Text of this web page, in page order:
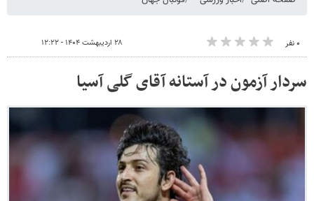
۰ نفر ۲۸ اردیبهشت ۱۴۰۴ - ۱۲:۲۲
سردار آزمون در آستانه آقای گلی آسیا